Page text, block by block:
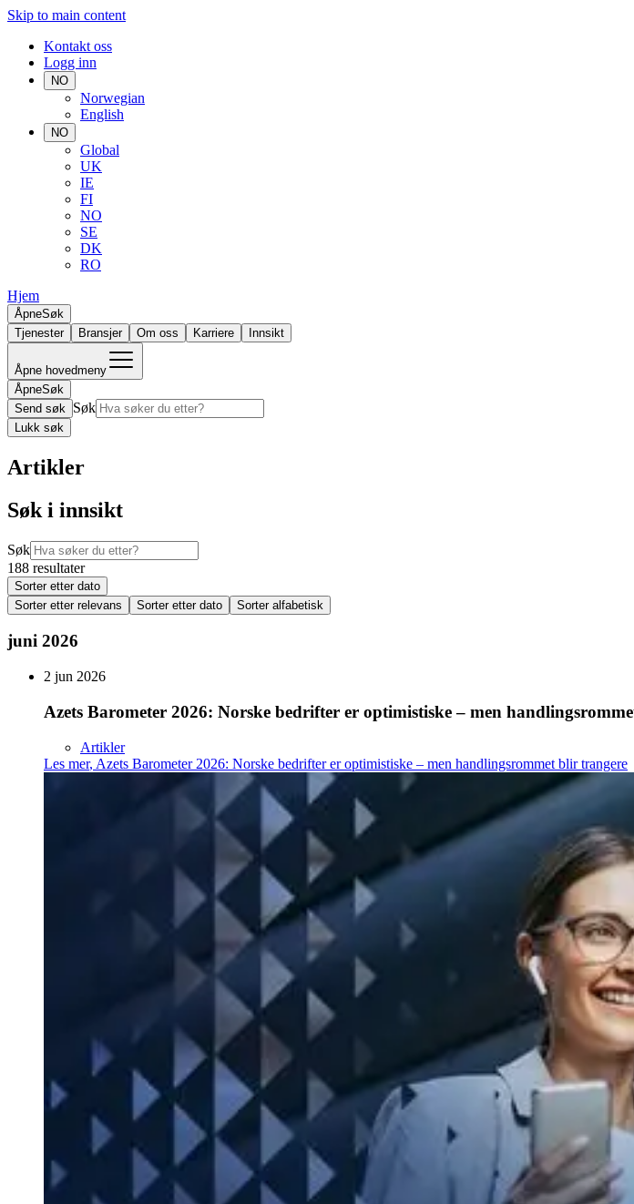
Skip to main content
Kontakt oss
Logg inn
NO
Norwegian
English
NO
Global
UK
IE
FI
NO
SE
DK
RO
Hjem
ÅpneSøk
Tjenester
Bransjer Om oss Karriere Innsikt
Åpne hovedmeny
ÅpneSøk
Send søk Søk
Lukk søk
Artikler
Søk i innsikt
Søk
188 resultater
Sorter etter dato
Sorter etter relevans
Sorter etter dato Sorter alfabetisk
juni 2026
2 jun 2026
Azets Barometer 2026: Norske bedrifter er optimistiske – men
Artikler
Les mer, Azets Barometer 2026: Norske bedrifter er optimistiske – men handlingsrommet blir trangere